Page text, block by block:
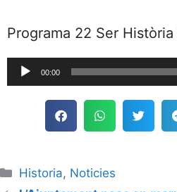
Programa 22 Ser
Reproductor
de
00:00
Historia, Noticies